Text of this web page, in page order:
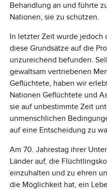
Behandlung an und führte
Nationen, sie zu schützen.
In letzter Zeit wurde jedoch
diese Grundsätze auf die
unzureichend befunden.
gewaltsam vertriebenen
Geflüchtete, haben wir
Nationen Geflüchtete und
sie auf unbestimmte Zeit
unmenschlichen
auf eine Entscheidung zu
Am 70. Jahrestag ihrer
Länder auf, die
einzuhalten und zu ehren
die Möglichkeit hat, ein